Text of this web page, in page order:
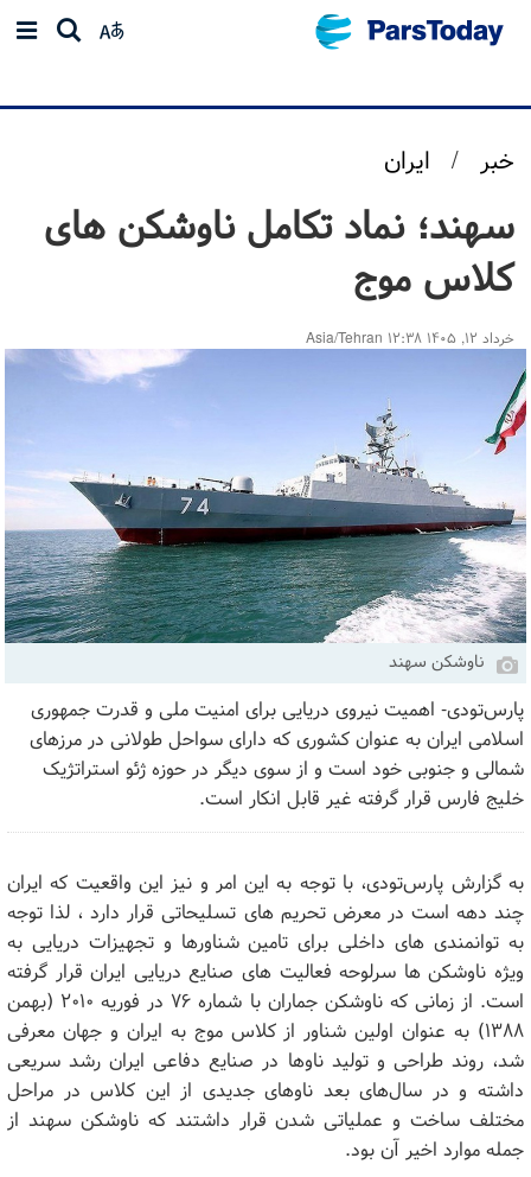
خبر / ایران
سهند؛ نماد تکامل ناوشکن های
کلاس موج
خرداد ۱۲, ۱۴۰۵ ۱۲:۳۸ Asia/Tehran
ناوشکن سهند
پارس‌تودی- اهمیت نیروی دریایی برای امنیت ملی و قدرت جمهوری
اسلامی ایران به عنوان کشوری که دارای سواحل طولانی در مرزهای
شمالی و جنوبی خود است و از سوی دیگر در حوزه ژئو استراتژیک
خلیج فارس قرار گرفته غیر قابل انکار است.
به گزارش پارس‌تودی، با توجه به این امر و نیز این واقعیت که ایران
چند دهه است در معرض تحریم های تسلیحاتی قرار دارد ، لذا توجه
به توانمندی های داخلی برای تامین شناورها و تجهیزات دریایی به
ویژه ناوشکن ها سرلوحه فعالیت های صنایع دریایی ایران قرار گرفته
است. از زمانی که ناوشکن جماران با شماره ۷۶ در فوریه ۲۰۱۰ (بهمن
۱۳۸۸) به عنوان اولین شناور از کلاس موج به ایران و جهان معرفی
شد، روند طراحی و تولید ناو‌ها در صنایع دفاعی ایران رشد سریعی
داشته و در سال‌های بعد ناوهای جدیدی از این کلاس در مراحل
مختلف ساخت و عملیاتی شدن قرار داشتند که ناوشکن سهند از
جمله موارد اخیر آن بود.